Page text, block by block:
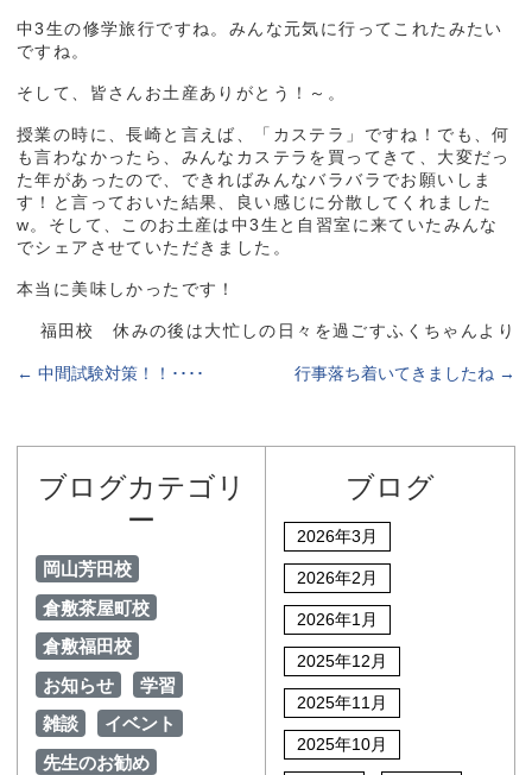
中3生の修学旅行ですね。みんな元気に行ってこれたみたい
ですね。
そして、皆さんお土産ありがとう！～。
授業の時に、長崎と言えば、「カステラ」ですね！でも、何
も言わなかったら、みんなカステラを買ってきて、大変だっ
た年があったので、できればみんなバラバラでお願いしま
す！と言っておいた結果、良い感じに分散してくれました
w。そして、このお土産は中3生と自習室に来ていたみんな
でシェアさせていただきました。
本当に美味しかったです！
福田校 休みの後は大忙しの日々を過ごすふくちゃんより
← 中間試験対策！！････ 行事落ち着いてきましたね →
ブログカテゴリ
ー
岡山芳田校
倉敷茶屋町校
倉敷福田校
お知らせ
学習
雑談
イベント
先生のお勧め
ブログ
2026年3月
2026年2月
2026年1月
2025年12月
2025年11月
2025年10月